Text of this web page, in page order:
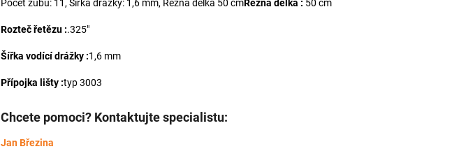
Počet zubů: 11, Šířka drážky: 1,6 mm, Řezná délka 50 cmŘezná délka : 50 cm
Rozteč řetězu :.325"
Šířka vodící drážky :1,6 mm
Přípojka lišty :typ 3003
Chcete pomoci? Kontaktujte specialistu:
Jan Březina